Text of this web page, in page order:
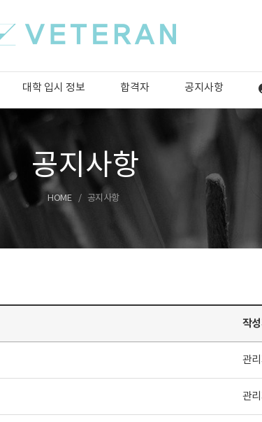
대학 입시 정보 합격자 공지사항
공지사항
HOME 공지사항
작
관
관